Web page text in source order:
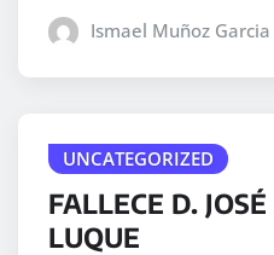
Ismael Muñoz Garcia
UNCATEGORIZED
FALLECE D.
LUQUE